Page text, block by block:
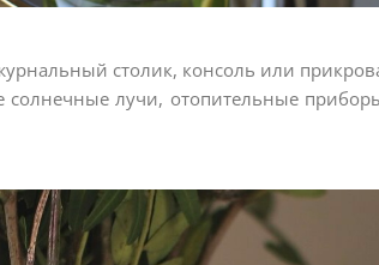
столик, консоль или
солнечные лучи, отопительные